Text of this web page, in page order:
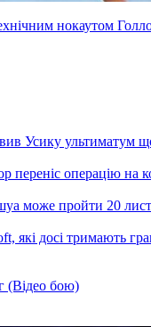
нокаутом
Усику ультиматум
переніс операцію на
може пройти 20
які досі тримають
(Відео бою)